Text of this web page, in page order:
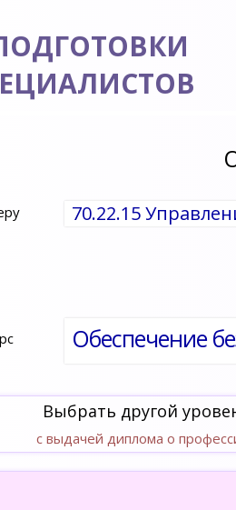
70.22.15
Выбрать другой
с выдачей диплома о